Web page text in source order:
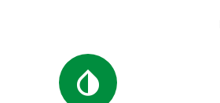
invert_colors